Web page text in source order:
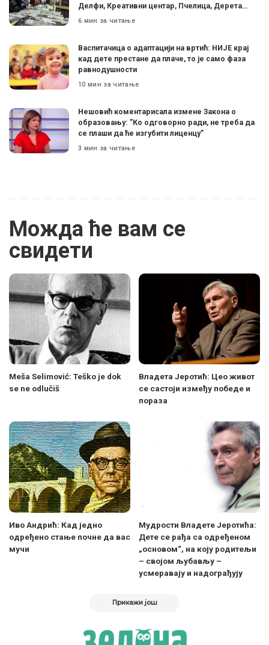
Делфи, Креативни центар, Пчелица, Дерета…
6 мин за читање
Васпитачица о адаптацији на вртић: НИЈЕ крај
кад дете престане да плаче, то је само фаза
равнодушности
10 мин за читање
Нешовић коментарисала измене Закона о
образовању: ”Ко одговорно ради, не треба да
се плаши да ће изгубити лиценцу”
3 мин за читање
Можда ће вам се
свидети
Meša Selimović: Teško je dok
se ne odlučiš
Владета Јеротић: Цео живот
се састоји између победе и
пораза
Иво Андрић: Кад једно
одређено стање почне да вас
мучи
Мудрости Владете Јеротића:
Дете се рађа са одређеном
„основом“, на коју родитељи
– својом љубављу –
усмеравају и надограђују
Прикажи још